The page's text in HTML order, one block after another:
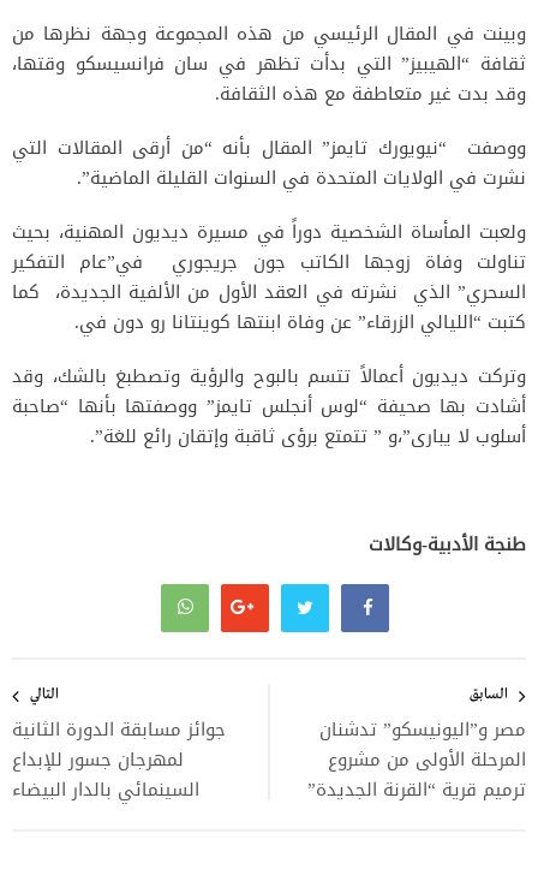
وبينت في المقال الرئيسي من هذه المجموعة وجهة نظرها من
ثقافة “الهيبيز” التي بدأت تظهر في سان فرانسيسكو وقتها،
وقد بدت غير متعاطفة مع هذه الثقافة.
ووصفت “نيويورك تايمز” المقال بأنه “من أرقى المقالات التي
نشرت في الولايات المتحدة في السنوات القليلة الماضية”.
ولعبت المأساة الشخصية دوراً في مسيرة ديديون المهنية، بحيث
تناولت وفاة زوجها الكاتب جون جريجوري في”عام التفكير
السحري” الذي نشرته في العقد الأول من الألفية الجديدة، كما
كتبت “الليالي الزرقاء” عن وفاة ابنتها كوينتانا رو دون في.
وتركت ديديون أعمالاً تتسم بالبوح والرؤية وتصطبغ بالشك، وقد
أشادت بها صحيفة “لوس أنجلس تايمز” ووصفتها بأنها “صاحبة
أسلوب لا يبارى”،و ” تتمتع برؤى ثاقبة وإتقان رائع للغة”.
طنجة الأدبية-وكالات
المقالات
السابق
مصر و”اليونيسكو” تدشنان
المرحلة الأولى من مشروع
ترميم قرية “القرنة الجديدة”
التالي
جوائز مسابقة الدورة الثانية
لمهرجان جسور للإبداع
السينمائي بالدار البيضاء